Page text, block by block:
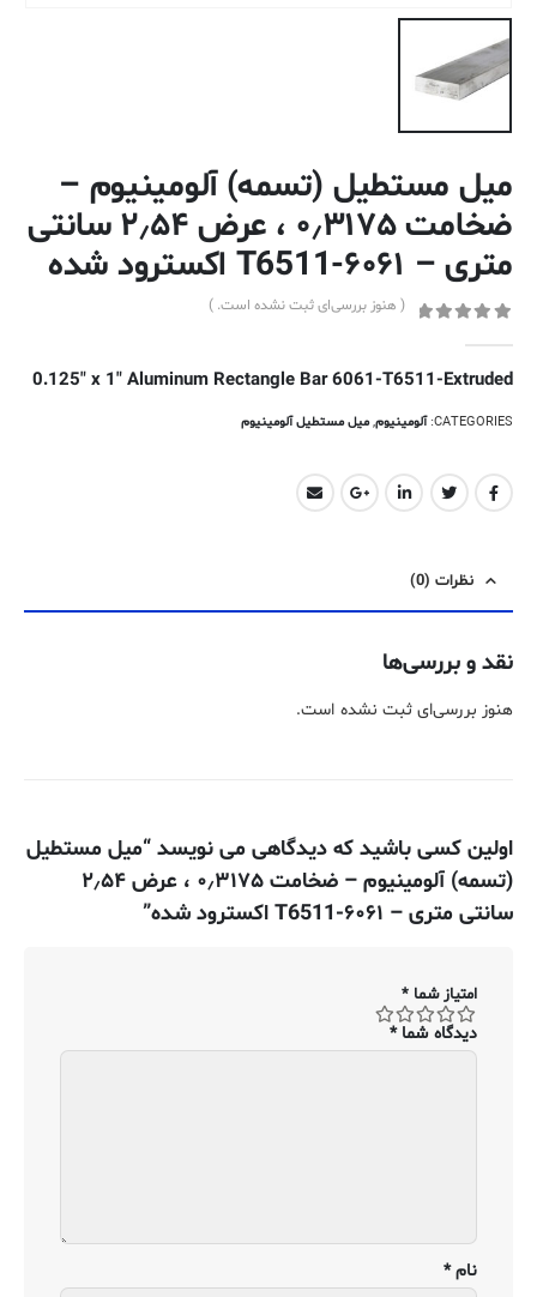
میل مستطیل (تسمه) آلومینیوم –
ضخامت ۰٫۳۱۷۵ ، عرض ۲٫۵۴ سانتی
متری – ۶۰۶۱-T6511 اکسترود شده
( هنوز بررسی‌ای ثبت نشده است. )
0.125″ x 1″ Aluminum Rectangle Bar 6061-T6511-Extruded
CATEGORIES: آلومینیوم,میل مستطیل آلومینیوم
نظرات (0)
نقد و بررسی‌ها
هنوز بررسی‌ای ثبت نشده است.
اولین کسی باشید که دیدگاهی می نویسد “میل مستطیل
(تسمه) آلومینیوم – ضخامت ۰٫۳۱۷۵ ، عرض ۲٫۵۴
سانتی متری – ۶۰۶۱-T6511 اکسترود شده”
امتیاز شما *
دیدگاه شما*
نام*